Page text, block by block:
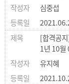
심중섭
[합격공
1년 10월
유지혜